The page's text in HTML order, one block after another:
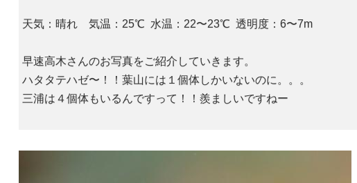
天気：晴れ 気温：25℃ 水温：22〜23℃ 透明度：6〜7m
早速高木さんのお写真をご紹介していきます。
ハタタテハゼ〜！！葉山には１個体しかいないのに。。。
三浦は４個体もいるんですって！！羨ましいですねー